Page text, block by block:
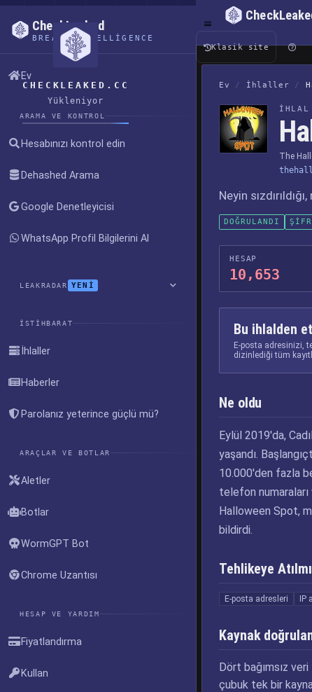
CHECKLEAKED.CC
Yükleniyor
CheckLeaked
BREACH INTELLIGENCE
Ev
ARAMA VE KONTROL
Hesabınızı kontrol edin
Dehashed Arama
Google Denetleyicisi
WhatsApp Profil Bilgilerini Al
LEAKRADAR YENİ
İSTIHBARAT
İhlaller
Haberler
Parolanız yeterince güçlü mü?
ARAÇLAR VE BOTLAR
Aletler
Botlar
WormGPT Bot
Chrome Uzantısı
HESAP VE YARDIM
Fiyatlandırma
Kullan
Klasik site
Ev / İhlaller /
İHLAL
The
Neyin
DOĞRULANDI
HESAP
10,653
Bu ihlalden
E-posta adresinizi,
dizinlediği tüm
Ne oldu
Eylül 2019'da,
yaşandı.
10.000'den fazla
telefon
Halloween Spot,
bildirdi.
Tehlikeye
E-posta adresleri IP
Kaynak
Dört bağımsız
çubuk tek bir